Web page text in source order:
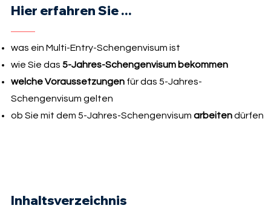
Hier erfahren Sie ...
was ein Multi-Entry-Schengenvisum ist
wie Sie das 5-Jahres-Schengenvisum bekommen
welche Voraussetzungenfür das 5-Jahres-
Schengenvisum gelten
ob Sie mit dem 5-Jahres-Schengenvisum arbeitendürfen
Inhaltsverzeichnis